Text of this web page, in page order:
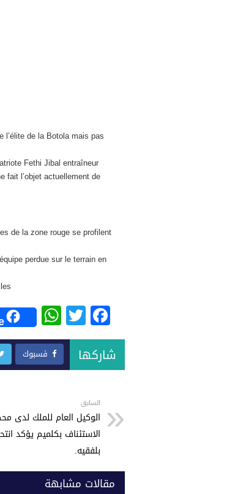
de la Botola mais pas
Fethi Jibal entraîneur
fait l’objet actuellement de
de la zone rouge se profilent
perdue sur le terrain en
F
a
c
e
b
o
o
k
T
wi
tt
er
W
h
at
s
p
p
شاركها فسبوك
السابق
الوكيل العام للملك لدى
الاستئناف بكلميم يؤكد
بلفقيه.
مقالات مشابهة